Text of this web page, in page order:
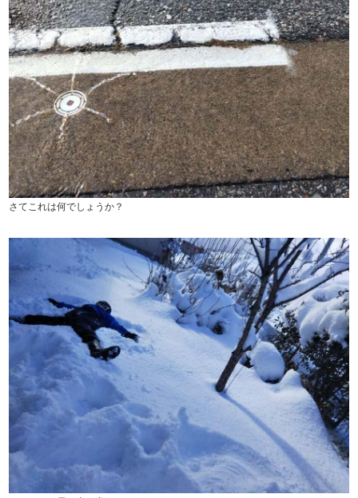
さてこれは何でしょうか？